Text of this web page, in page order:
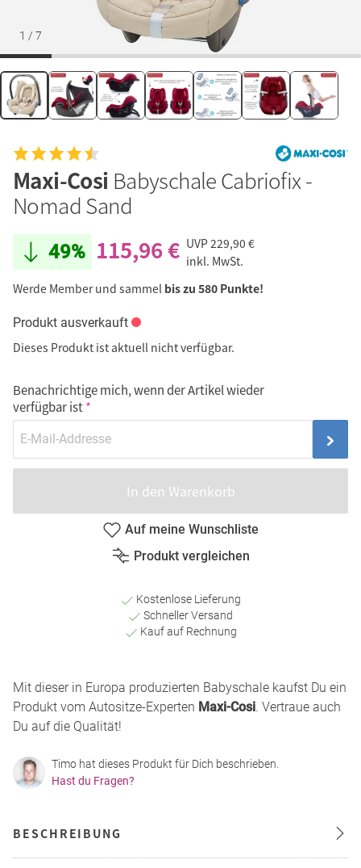
1 / 7
Maxi-Cosi Babyschale Cabriofix -
Nomad Sand
49% 115,96 € UVP229,90 €
inkl. MwSt.
Werde Member und sammel bis zu 580 Punkte!
Produkt ausverkauft
Dieses Produkt ist aktuell nicht verfügbar.
Benachrichtige mich, wenn der Artikel wieder
verfügbar ist
In den Warenkorb
Auf meine Wunschliste
Produkt vergleichen
Kostenlose Lieferung
Schneller Versand
Kauf auf Rechnung
Mit dieser in Europa produzierten Babyschale kaufst Du ein
Produkt vom Autositze-Experten Maxi-Cosi. Vertraue auch
Du auf die Qualität!
Timo hat dieses Produkt für Dich beschrieben.
Hast du Fragen?
BESCHREIBUNG